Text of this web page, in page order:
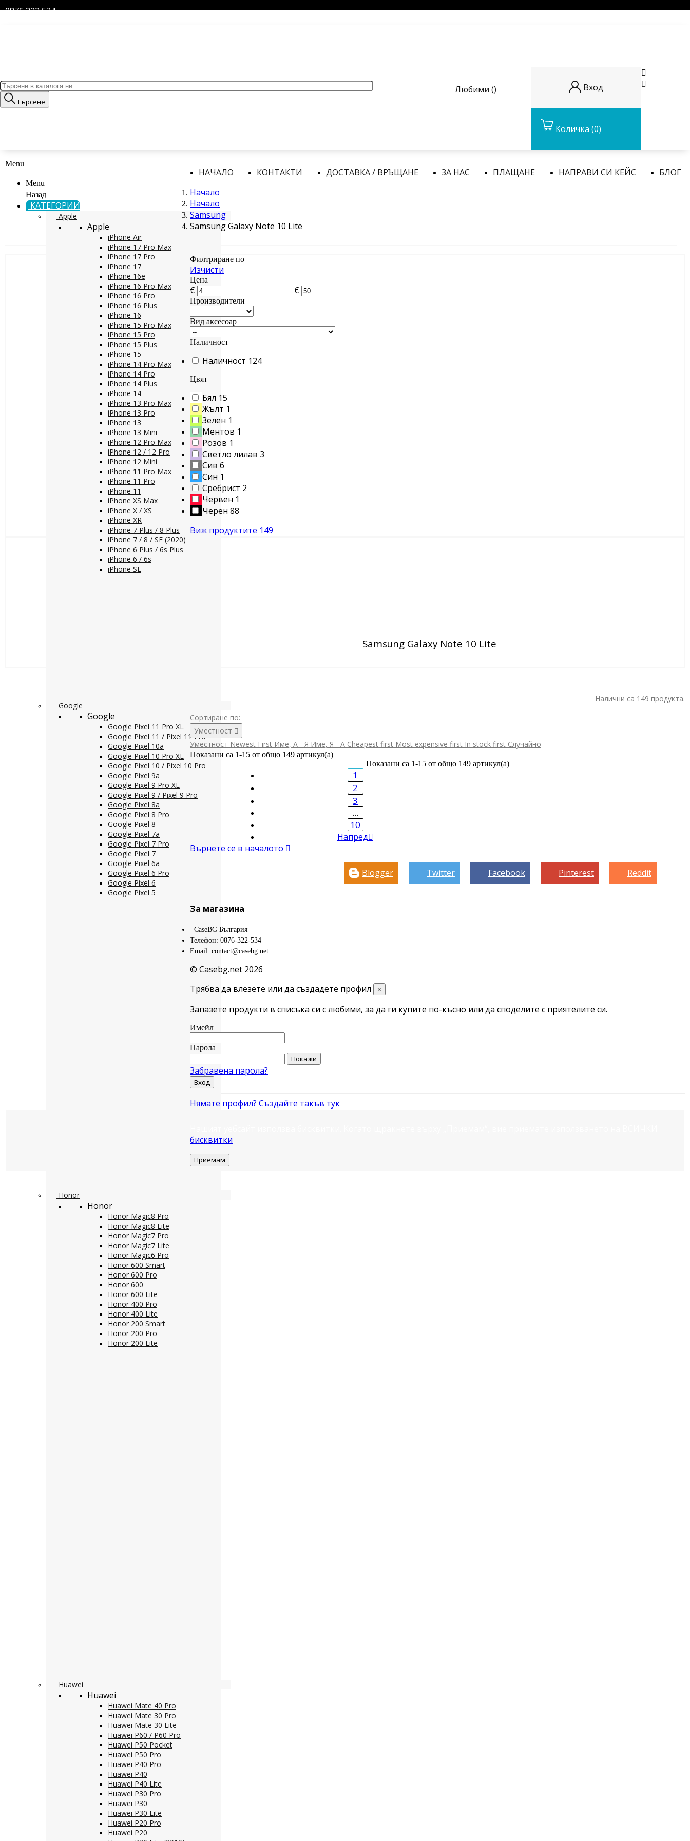
0876 322 534
Търсене
Любими () Вход
Количка (0)


Menu
Menu
Назад
КАТЕГОРИИ
Apple
Apple
iPhone Air
iPhone 17 Pro Max
iPhone 17 Pro
iPhone 17
iPhone 16e
iPhone 16 Pro Max
iPhone 16 Pro
iPhone 16 Plus
iPhone 16
iPhone 15 Pro Max
iPhone 15 Pro
iPhone 15 Plus
iPhone 15
iPhone 14 Pro Max
iPhone 14 Pro
iPhone 14 Plus
iPhone 14
iPhone 13 Pro Max
iPhone 13 Pro
iPhone 13
iPhone 13 Mini
iPhone 12 Pro Max
iPhone 12 / 12 Pro
iPhone 12 Mini
iPhone 11 Pro Max
iPhone 11 Pro
iPhone 11
iPhone XS Max
iPhone X / XS
iPhone XR
iPhone 7 Plus / 8 Plus
iPhone 7 / 8 / SE (2020)
iPhone 6 Plus / 6s Plus
iPhone 6 / 6s
iPhone SE
Google
Google
Google Pixel 11 Pro XL
Google Pixel 11 / Pixel 11 Pro
Google Pixel 10a
Google Pixel 10 Pro XL
Google Pixel 10 / Pixel 10 Pro
Google Pixel 9a
Google Pixel 9 Pro XL
Google Pixel 9 / Pixel 9 Pro
Google Pixel 8a
Google Pixel 8 Pro
Google Pixel 8
Google Pixel 7a
Google Pixel 7 Pro
Google Pixel 7
Google Pixel 6a
Google Pixel 6 Pro
Google Pixel 6
Google Pixel 5
Honor
Honor
Honor Magic8 Pro
Honor Magic8 Lite
Honor Magic7 Pro
Honor Magic7 Lite
Honor Magic6 Pro
Honor 600 Smart
Honor 600 Pro
Honor 600
Honor 600 Lite
Honor 400 Pro
Honor 400 Lite
Honor 200 Smart
Honor 200 Pro
Honor 200 Lite
Huawei
Huawei
Huawei Mate 40 Pro
Huawei Mate 30 Pro
Huawei Mate 30 Lite
Huawei P60 / P60 Pro
Huawei P50 Pocket
Huawei P50 Pro
Huawei P40 Pro
Huawei P40
Huawei P40 Lite
Huawei P30 Pro
Huawei P30
Huawei P30 Lite
Huawei P20 Pro
Huawei P20
НАЧАЛО КОНТАКТИ ДОСТАВКА / ВРЪЩАНЕ ЗА НАС ПЛАЩАНЕ НАПРАВИ СИ КЕЙС
БЛОГ
Начало
Начало
Samsung
Samsung Galaxy Note 10 Lite
Филтриране по
Изчисти
Цена
€ €
Производители
Вид аксесоар
Наличност
Наличност 124
Цвят
Бял 15
Жълт 1
Зелен 1
Ментов 1
Розов 1
Светло лилав 3
Сив 6
Син 1
Сребрист 2
Червен 1
Черен 88
Виж продуктите 149
Samsung Galaxy Note 10 Lite
Налични са 149 продукта.
Сортиране по:
Уместност 
Уместност Newest First Име, А - Я Име, Я - А Cheapest first Most expensive first In stock first Случайно
Показани са 1-15 от общо 149 артикул(а)
Показани са 1-15 от общо 149 артикул(а)
1
2
3
…
10
Напред
Върнете се в началото 
Blogger Twitter Facebook Pinterest Reddit
За магазина
CaseBG България
Телефон: 0876-322-534
Email: contact@casebg.net
© Casebg.net 2026
Трябва да влезете или да създадете профил
×
Запазете продукти в списъка си с любими, за да ги купите по-късно или да споделите с приятелите си.
Имейл
Парола
Покажи
Забравена парола?
Вход
Нямате профил? Създайте такъв тук
бисквитки
Приемам